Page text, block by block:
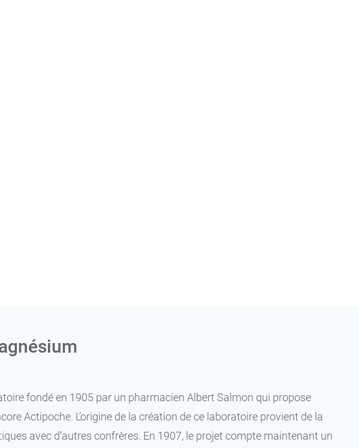
fondé en 1905 par un pharmacien Albert Salmon qui propose
Actipoche. L’origine de la création de ce laboratoire provient de la
avec d’autres confrères. En 1907, le projet compte maintenant un